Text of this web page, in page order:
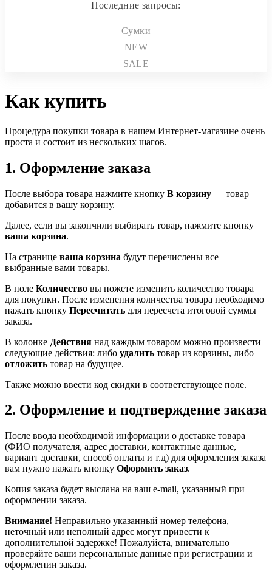
Последние запросы:
Сумки
NEW
SALE
Как купить
Процедура покупки товара в нашем Интернет-магазине очень
проста и состоит из нескольких шагов.
1. Оформление заказа
После выбора товара нажмите кнопку В корзину — товар
добавится в вашу корзину.
Далее, если вы закончили выбирать товар, нажмите кнопку
ваша корзина.
На странице ваша корзина будут перечислены все
выбранные вами товары.
В поле Количество вы пожете изменить количество товара
для покупки. После изменения количества товара необходимо
нажать кнопку Пересчитать для пересчета итоговой суммы
заказа.
В колонке Действия над каждым товаром можно произвести
следующие действия: либо удалить товар из корзины, либо
отложить товар на будущее.
Также можно ввести код скидки в соответствующее поле.
2. Оформление и подтверждение заказа
После ввода необходимой информации о доставке товара
(ФИО получателя, адрес доставки, контактные данные,
вариант доставки, способ оплаты и т.д) для оформления заказа
вам нужно нажать кнопку Оформить заказ.
Копия заказа будет выслана на ваш e-mail, указанный при
оформлении заказа.
Внимание! Неправильно указанный номер телефона,
неточный или неполный адрес могут привести к
дополнительной задержке! Пожалуйста, внимательно
проверяйте ваши персональные данные при регистрации и
оформлении заказа.